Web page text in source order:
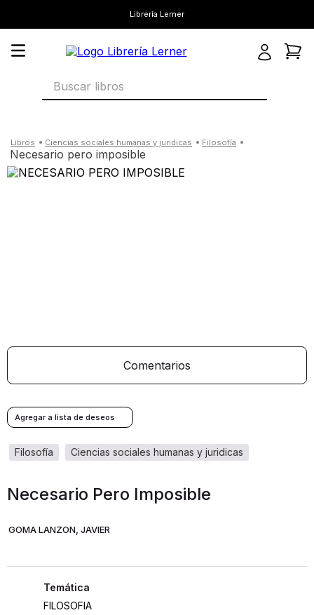
Librería Lerner
Buscar libros
ciencias sociales humanas y juridicas filosofía
necesario pero imposible
Comentarios
ciencias sociales humanas y juridicas
filosofía
Necesario Pero Imposible
GOMA LANZON, JAVIER
FILOSOFIA